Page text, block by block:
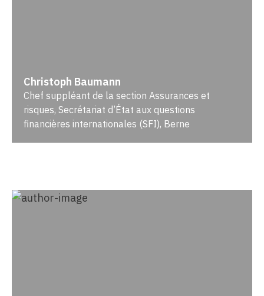
Christoph Baumann
Chef suppléant de la section Assurances et
risques, Secrétariat d’État aux questions
financières internationales (SFI), Berne